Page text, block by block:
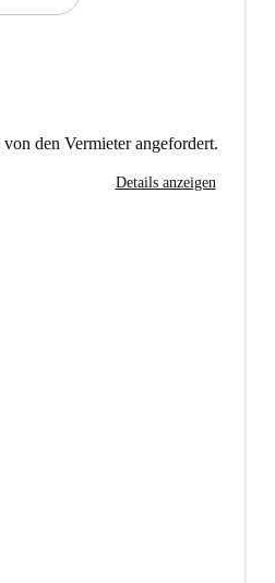
den Vermieter angefordert.
Details anzeigen